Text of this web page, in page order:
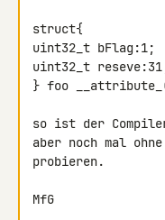
struct{
uint32_t bFlag:1;
uint32_t
} foo
so ist der
aber noch mal ohne
probieren.
MfG